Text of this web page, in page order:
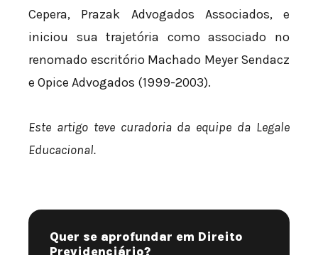
Cepera, Prazak Advogados Associados, e
iniciou sua trajetória como associado no
renomado escritório Machado Meyer Sendacz
e Opice Advogados (1999-2003).
Este artigo teve curadoria da equipe da Legale
Educacional.
Quer se aprofundar em Direito
Previdenciário?